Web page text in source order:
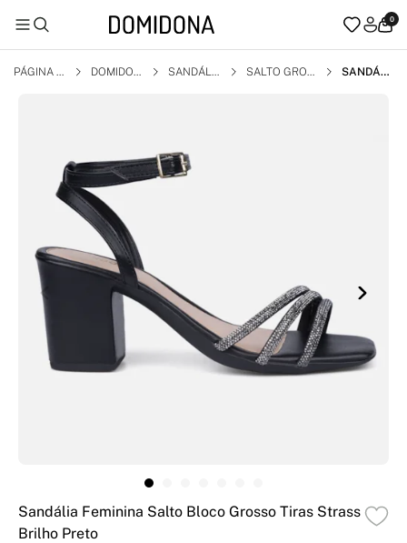
0
PÁGINA I
DOMIDON
SANDÁLI
SALTO GROS
SANDÁLI
Sandália Feminina Salto Bloco Grosso Tiras Strass
Brilho Preto